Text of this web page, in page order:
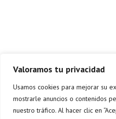
Valoramos tu privacidad
Usamos cookies para mejorar su
mostrarle anuncios o contenidos
nuestro tráfico. Al hacer clic en